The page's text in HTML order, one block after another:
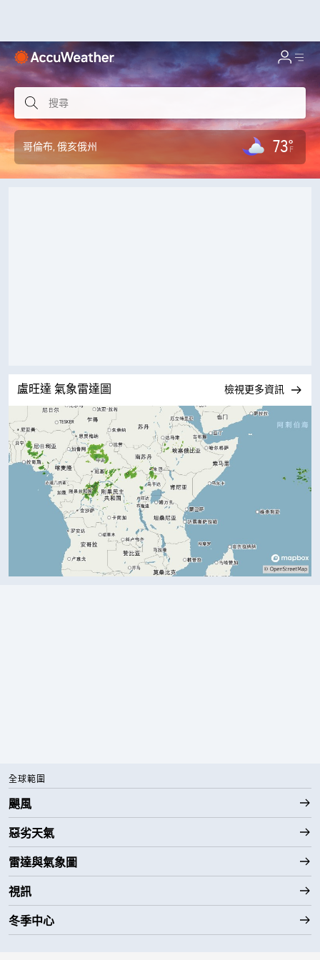
哥倫布, 俄亥俄州 73°F
盧旺達 氣象雷達圖 檢視更多資訊
全球範圍
颶風
惡劣天氣
雷達與氣象圖
視訊
冬季中心